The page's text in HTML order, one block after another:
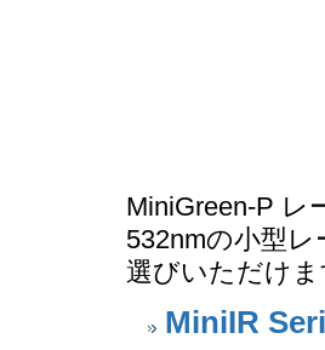
MiniGreen-P レ
532nmの小型
選びいただけ
MiniIR